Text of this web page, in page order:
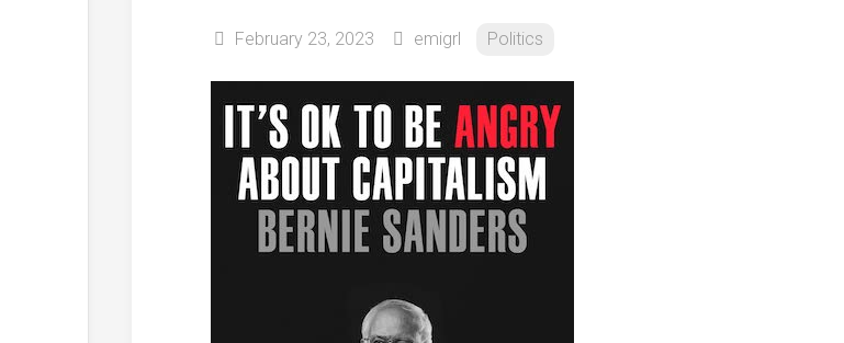
February 23, 2023 emigrl Politics